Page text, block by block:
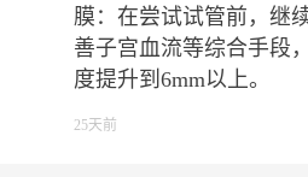
膜：在尝试试管前，继
善子宫血流等综合手段
度提升到6mm以上。
25天前